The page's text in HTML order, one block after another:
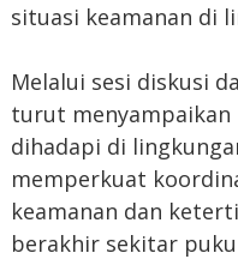
situasi keamanan di
Melalui sesi diskusi
turut menyampaikan
dihadapi di
memperkuat
keamanan dan
berakhir sekitar